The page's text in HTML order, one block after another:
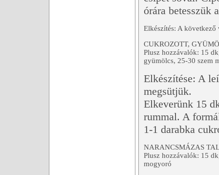
órára betesszük
Elkészítés: A
CUKROZOTT,
Plusz hozzávalók: 15
gyümölcs, 25-30 szem
Elkészítése: A
megsütjük.
Elkeverünk 15
rummal. A
1-1 darabka
NARANCSMÁZAS
Plusz hozzávalók: 15
mogyoró